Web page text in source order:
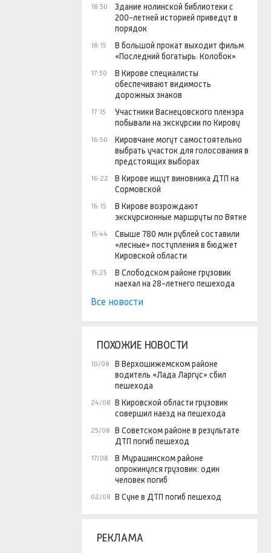
18:30
Здание нолинской библиотеки с
200-летней историей приведут в
порядок
18:15
В большой прокат выходит фильм
«Последний богатырь. Колобок»
17:30
В Кирове специалисты
обеспечивают видимость
дорожных знаков
17:15
Участники Васнецовского пленэра
побывали на экскурсии по Кирову
16:50
Кировчане могут самостоятельно
выбрать участок для голосования в
предстоящих выборах
16:22
В Кирове ищут виновника ДТП на
Сормовской
16:15
В Кирове возрождают
экскурсионные маршруты по Вятке
15:44
Свыше 780 млн рублей составили
«лесные» поступления в бюджет
Кировской области
15:25
В Слободском районе грузовик
наехал на 28-летнего пешехода
Все новости
ПОХОЖИЕ НОВОСТИ
10/08
В Верхошижемском районе
водитель «Лада Ларгус» сбил
пешехода
24/08 В Кировской области грузовик
совершил наезд на пешехода
25/08
В Советском районе в результате
ДТП погиб пешеход
17/08
В Мурашинском районе
опрокинулся грузовик: один
человек погиб
02/08 В Суне в ДТП погиб пешеход
РЕКЛАМА